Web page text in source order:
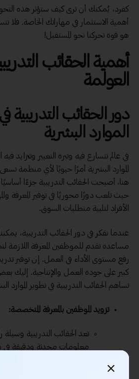
كفرد، يُمكنك أن ترى كيف ستؤثر هذه
أهمية الاستثمار في مهاراتك الخاصة. فلا
هو قوة تحركنا نحو المستقبل!
أهمية الحقائب
العولمة
دور الحقائب التدريبية
الموارد البشرية
في عالم تتسارع فيه وتيرة التغيير وتتزايد
الموارد البشرية أمرًا حيويًا لأي منظمة
هنا، أصبحت الحقائب التدريبية جزءًا
حيث تلعب دورًا محوريًا في توفير المعرفة
الأفراد لتلبية متطلبات السوق.
عندما نفكر في دور الحقائب التدريبية،
مساعدة تقدم للموظفين المعرفة اللازمة
رفع مستوى الأداء في العمل. إن توفير
كبير على جودة العمل والإنتاجية. إليك
تساهم الحقائب التدريبية في تطوير الموارد
تزويد الموظفين بالمعرفة المتخصصة:
تعد الحقائب التدريبية وسيلة
معلومات محدثة ودقيقة في